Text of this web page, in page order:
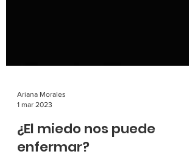
Ariana Morales
1 mar 2023